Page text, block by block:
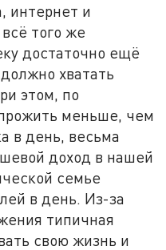
интернет и
того же
достаточно ещё
хватать
этом, по
меньше, чем
в день, весьма
доход в нашей
семье
в день. Из-за
типичная
свою жизнь и